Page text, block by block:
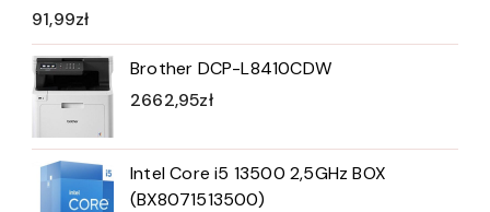
91,99zł
Brother DCP-L8410CDW
2662,95zł
Intel Core i5 13500 2,5GHz BOX
(BX8071513500)